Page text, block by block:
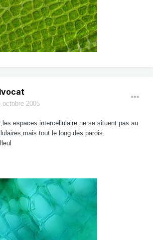
octobre 2005
espaces intercellulaire ne se situent pas au
tout le long des parois.